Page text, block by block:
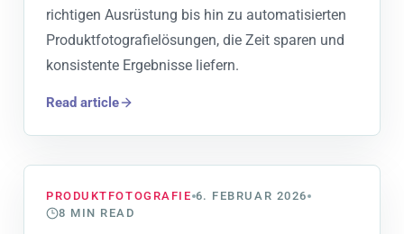
richtigen Ausrüstung bis hin zu automatisierten
Produktfotografielösungen, die Zeit sparen und
konsistente Ergebnisse liefern.
Read article
PRODUKTFOTOGRAFIE 6. FEBRUAR 2026
8 MIN READ